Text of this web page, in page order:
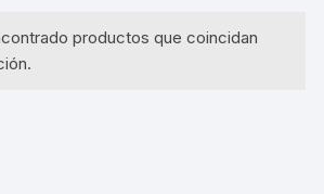
productos que coincidan